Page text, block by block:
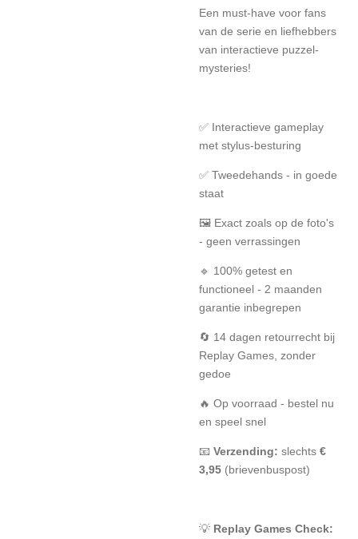
Een must-have voor fans
van de serie en liefhebbers
van interactieve puzzel-
mysteries!
✅ Interactieve gameplay
met stylus-besturing
✅ Tweedehands - in goede
staat
🖼️ Exact zoals op de foto's
- geen verrassingen
🔹 100% getest en
functioneel - 2 maanden
garantie inbegrepen
🔄 14 dagen retourrecht bij
Replay Games, zonder
gedoe
🔥 Op voorraad - bestel nu
en speel snel
📧 Verzending: slechts €
3,95 (brievenbuspost)
💡 Replay Games Check: